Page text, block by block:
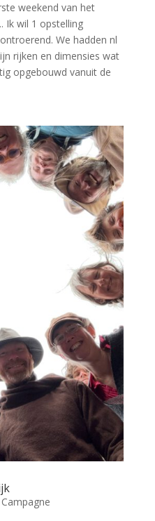
weekend van het
Ik wil 1 opstelling
We hadden nl
rijken en dimensies wat
opgebouwd vanuit de
Campagne